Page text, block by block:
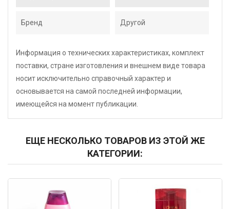
Бренд Другой
Информация о технических характеристиках, комплект
поставки, стране изготовления и внешнем виде товара
носит исключительно справочный характер и
основывается на самой последней информации,
имеющейся на момент публикации.
ЕЩЕ НЕСКОЛЬКО ТОВАРОВ ИЗ ЭТОЙ ЖЕ
КАТЕГОРИИ: